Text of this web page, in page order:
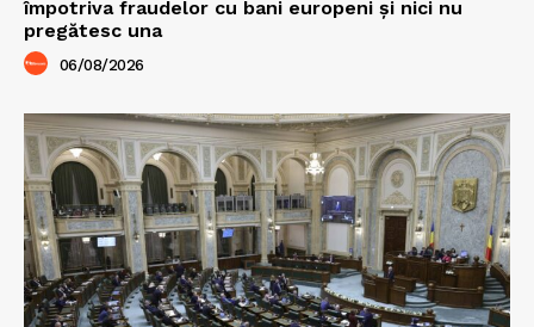
împotriva fraudelor cu bani europeni și nici nu
pregătesc una
06/08/2026